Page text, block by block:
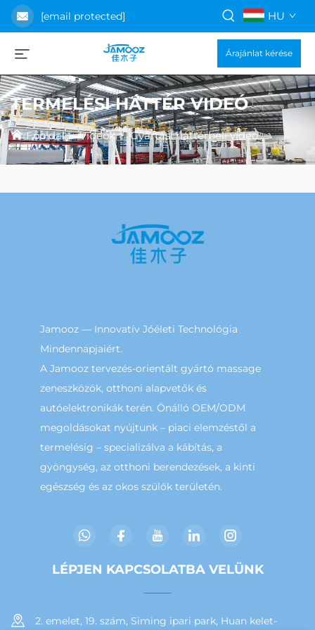
[email protected] HU
Árajánlat kérése
TERMELÉSI HÁTTÉR VIDEÓ
Főoldal>Videók>Gyártási háttérbeli videó
Jamooz — Innovatív Jóéleti Technológia
Mindennapjaiért.
A Jamooz tervezés-orientált gyártó massage
zeneszközök, otthoni alapvetők és
autóelektronikák terén. Önálló OEM/ODM
megoldásokat nyújtunk – piaci elemzéstől a
termelésig – specializálva a kábítás, a
gyöngység, az otthoni berendezések, a kinti
egészség és az okos szülők területén.
LÉPJEN KAPCSOLATBA VELÜNK
2. emelet, 19. szám, Siming ipari park, Huan kelet-